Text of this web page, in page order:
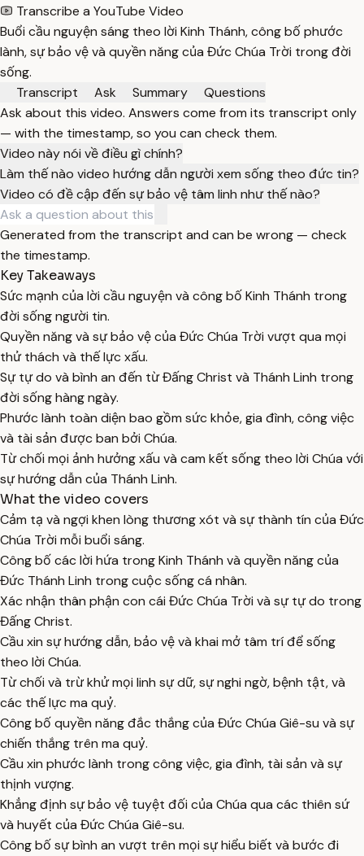
Transcribe a YouTube Video
Buổi cầu nguyện sáng theo lời Kinh Thánh, công bố phước
lành, sự bảo vệ và quyền năng của Đức Chúa Trời trong đời
sống.
Transcript
Ask Summary
Questions
Ask about this video. Answers come from its transcript only
— with the timestamp, so you can check them.
Video này nói về điều gì chính?
Làm thế nào video hướng dẫn người xem sống theo đức tin?
Video có đề cập đến sự bảo vệ tâm linh như thế nào?
Generated from the transcript and can be wrong — check
the timestamp.
Key Takeaways
Sức mạnh của lời cầu nguyện và công bố Kinh Thánh trong
đời sống người tin.
Quyền năng và sự bảo vệ của Đức Chúa Trời vượt qua mọi
thử thách và thế lực xấu.
Sự tự do và bình an đến từ Đấng Christ và Thánh Linh trong
đời sống hàng ngày.
Phước lành toàn diện bao gồm sức khỏe, gia đình, công việc
và tài sản được ban bởi Chúa.
Từ chối mọi ảnh hưởng xấu và cam kết sống theo lời Chúa với
sự hướng dẫn của Thánh Linh.
What the video covers
Cảm tạ và ngợi khen lòng thương xót và sự thành tín của Đức
Chúa Trời mỗi buổi sáng.
Công bố các lời hứa trong Kinh Thánh và quyền năng của
Đức Thánh Linh trong cuộc sống cá nhân.
Xác nhận thân phận con cái Đức Chúa Trời và sự tự do trong
Đấng Christ.
Cầu xin sự hướng dẫn, bảo vệ và khai mở tâm trí để sống
theo lời Chúa.
Từ chối và trừ khử mọi linh sự dữ, sự nghi ngờ, bệnh tật, và
các thế lực ma quỷ.
Công bố quyền năng đắc thắng của Đức Chúa Giê-su và sự
chiến thắng trên ma quỷ.
Cầu xin phước lành trong công việc, gia đình, tài sản và sự
thịnh vượng.
Khẳng định sự bảo vệ tuyệt đối của Chúa qua các thiên sứ
và huyết của Đức Chúa Giê-su.
Công bố sự bình an vượt trên mọi sự hiểu biết và bước đi